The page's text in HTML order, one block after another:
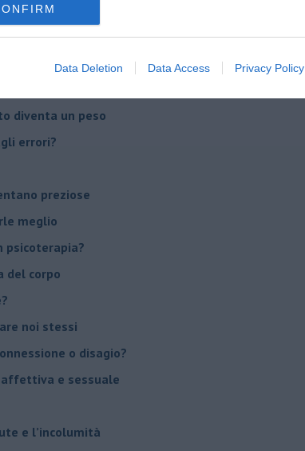
Data Deletion Data Access Privacy Policy
madre!
supereroi?
di dire la loro
diventa un peso
errori?
preziose
meglio
psicoterapia?
del corpo
noi stessi
o disagio?
affettiva e sessuale
e l’incolumità